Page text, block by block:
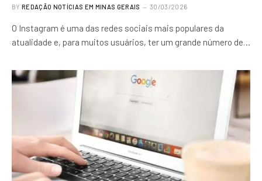
BY REDAÇÃO NOTÍCIAS EM MINAS GERAIS 30/03/2026
O Instagram é uma das redes sociais mais populares da
atualidade e, para muitos usuários, ter um grande número de…